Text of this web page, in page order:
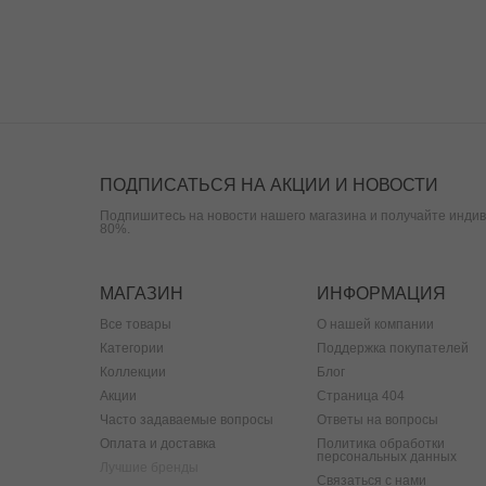
ПОДПИСАТЬСЯ НА АКЦИИ И НОВОСТИ
Подпишитесь на новости нашего магазина и получайте
80%.
МАГАЗИН ИНФОРМАЦИЯ
Все товары
Категории
Коллекции
Акции
Часто задаваемые вопросы
Оплата и доставка
О нашей компании
Поддержка покупателей
Блог
Страница 404
Ответы на вопросы
Политика обработки
персональных данных
Связаться с нами